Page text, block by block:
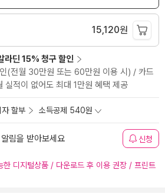
15,120원
라딘 15% 청구 할인
(전월 30만원 또는 60만원 이용 시) / 카드
실적이 없어도 최대 1만원 혜택 제공
자 할부 소득공제 540원
림을 받아보세요 신청
한 디지털상품 / 다운로드 후 이용 권장 / 프린트